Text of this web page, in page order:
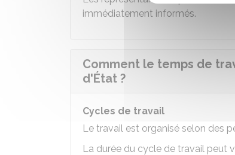
immédiatement informés.
Comment le temps de
d'État ?
Cycles de travail
Le travail est organisé selon des
La durée du cycle de travail peut